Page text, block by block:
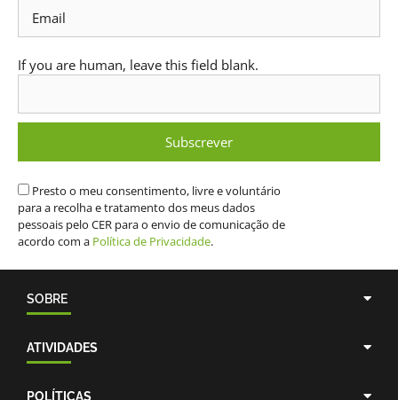
Presto o meu consentimento, livre e voluntário
para a recolha e tratamento dos meus dados
pessoais pelo CER para o envio de comunicação de
acordo com a Política de Privacidade.
If you are human, leave this field blank.
Subscrever
SOBRE
ATIVIDADES
POLÍTICAS